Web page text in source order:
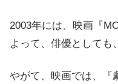
2003年には、映画『
よって、俳優としても
やがて、映画では、『